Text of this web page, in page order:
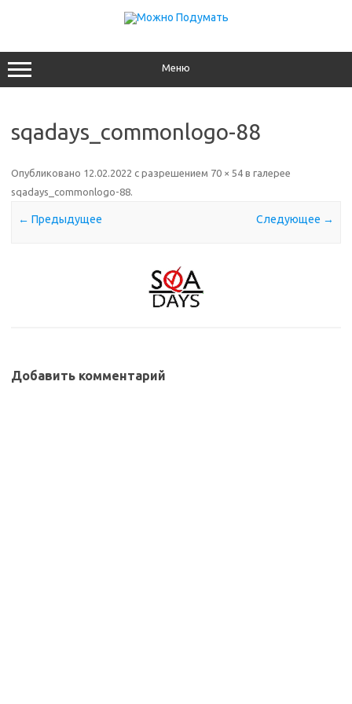
Меню
sqadays_commonlogo-88
Опубликовано 12.02.2022 с разрешением 70 × 54 в галерее
sqadays_commonlogo-88.
← Предыдущее Следующее →
Добавить комментарий